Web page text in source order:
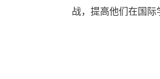
战，提高他们在国际